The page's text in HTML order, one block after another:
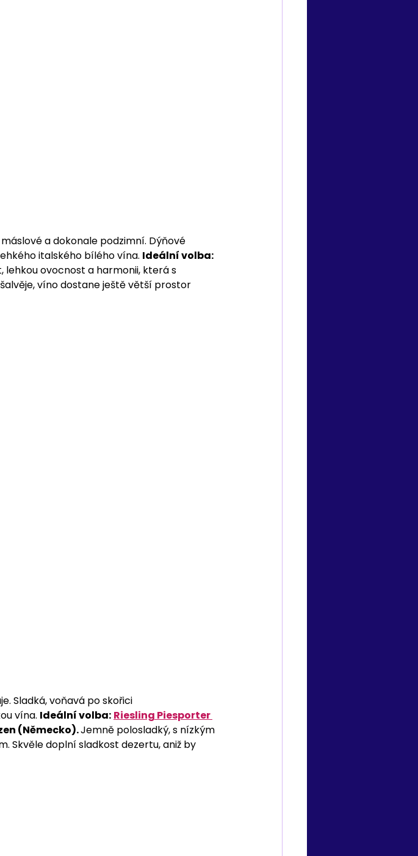
a dokonale podzimní. Dýňové
italského bílého vína. Ideální volba:
lehkou ovocnost a harmonii, která s
víno dostane ještě větší prostor
Sladká, voňavá po skořici
vína. Ideální volba: Riesling Piesporter
(Německo). Jemně polosladký, s nízkým
Skvěle doplní sladkost dezertu, aniž by